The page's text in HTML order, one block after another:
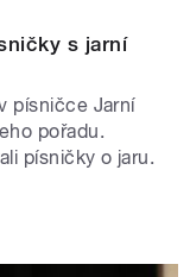
s jarní
písničce Jarní
pořadu.
písničky o jaru.